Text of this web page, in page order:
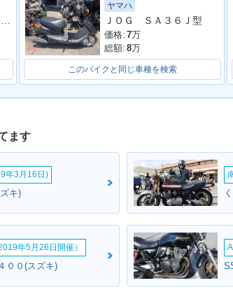
2013年 ADDRESS V5
0・特別・限定仕様
2012年 ADDRESS V5
0・マイナーチェンジ
2010年 ADDRESS V5
2008年 ADDRESS V50
2008年 ADDRESS V50
G・追加
ヤマハ
ＪＯＧ ＳＡ３６Ｊ型
価格: 7万
総額: 8万
このバイクと同じ車種を検索
ます
年3月16日)
キ)
年5月26日開催）
００(スズキ)